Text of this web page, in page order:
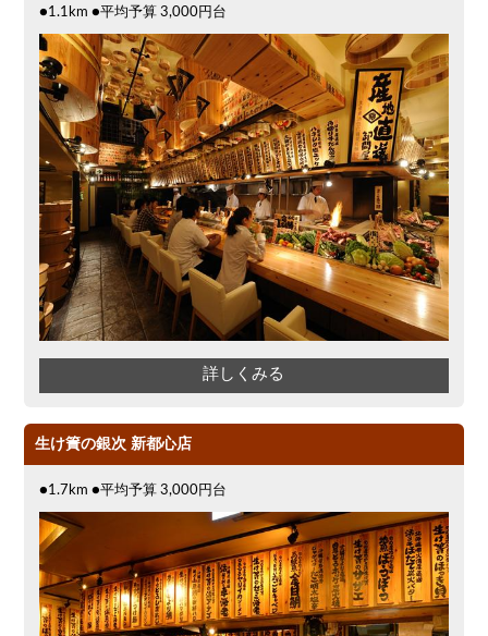
アサヒスーパードライ 大部屋40名
沖縄料理 スイーツ 大部屋50名以上～
オリオン パスタ プレミアムモルツ
おもろまち駅周辺 沖縄そば
ホルモン(もつ) 炭火焼 食べ放題 餃子
鉄板焼き
●1.1km ●平均予算 3,000円台
詳しくみる
生け簀の銀次 新都心店
●1.7km ●平均予算 3,000円台